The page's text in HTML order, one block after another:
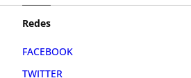
Redes
FACEBOOK
TWITTER